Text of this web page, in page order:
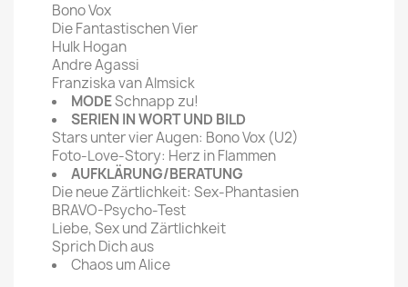
Bono Vox
Die Fantastischen Vier
Hulk Hogan
Andre Agassi
Franziska van Almsick
MODESchnapp zu!
SERIEN IN WORT UND BILD
Stars unter vier Augen: Bono Vox (U2)
Foto-Love-Story: Herz in Flammen
AUFKLÄRUNG/BERATUNG
Die neue Zärtlichkeit: Sex-Phantasien
BRAVO-Psycho-Test
Liebe, Sex und Zärtlichkeit
Sprich Dich aus
Chaos um Alice